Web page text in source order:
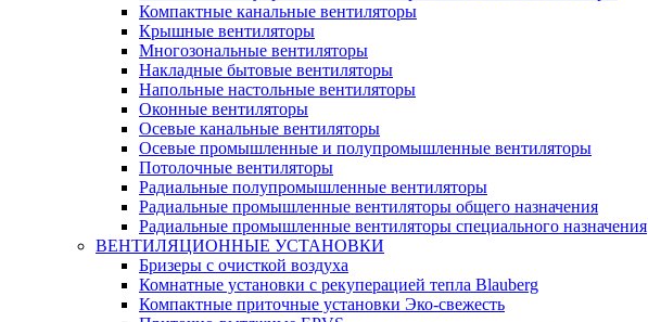
Компактные канальные вентиляторы
Крышные вентиляторы
Многозональные вентиляторы
Накладные бытовые вентиляторы
Напольные настольные вентиляторы
Оконные вентиляторы
Осевые канальные вентиляторы
Осевые промышленные и полупромышленные вентиляторы
Потолочные вентиляторы
Радиальные полупромышленные вентиляторы
Радиальные промышленные вентиляторы общего назначения
Радиальные промышленные вентиляторы специального назначения
ВЕНТИЛЯЦИОННЫЕ УСТАНОВКИ
Бризеры с очисткой воздуха
Комнатные установки с рекуперацией тепла Blauberg
Компактные приточные установки Эко-свежесть